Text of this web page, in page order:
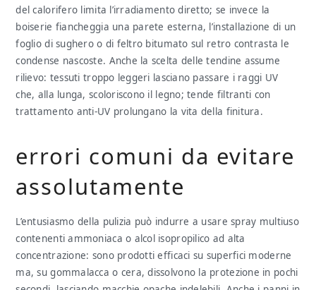
del calorifero limita l’irradiamento diretto; se invece la
boiserie fiancheggia una parete esterna, l’installazione di un
foglio di sughero o di feltro bitumato sul retro contrasta le
condense nascoste. Anche la scelta delle tendine assume
rilievo: tessuti troppo leggeri lasciano passare i raggi UV
che, alla lunga, scoloriscono il legno; tende filtranti con
trattamento anti-UV prolungano la vita della finitura.
errori comuni da evitare
assolutamente
L’entusiasmo della pulizia può indurre a usare spray multiuso
contenenti ammoniaca o alcol isopropilico ad alta
concentrazione: sono prodotti efficaci su superfici moderne
ma, su gommalacca o cera, dissolvono la protezione in pochi